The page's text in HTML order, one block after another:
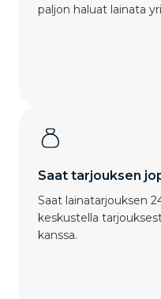
paljon haluat lainata
Saat tarjouksen
Saat lainatarjouksen
keskustella
kanssa.